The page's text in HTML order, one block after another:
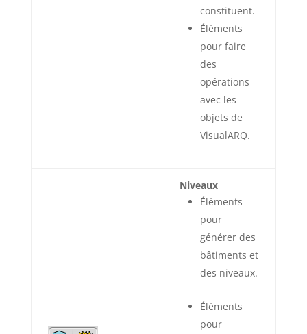
constituent.
Éléments
pour faire
des
opérations
avec les
objets de
VisualARQ.
Niveaux
Éléments
pour
générer des
bâtiments et
des niveaux.
Éléments
pour